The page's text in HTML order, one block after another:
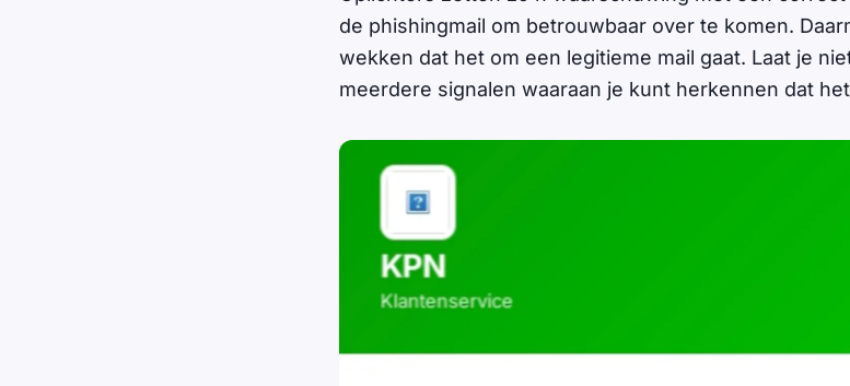
de phishingmail om betrouwbaar over te komen.
wekken dat het om een legitieme mail gaat. Laat je
meerdere signalen waaraan je kunt herkennen dat